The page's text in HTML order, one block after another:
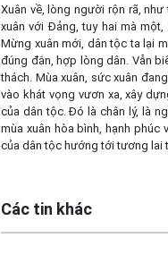
Xuân về, lòng người rộn rã,
xuân với Đảng, tuy hai mà
Mừng xuân mới, dân tộc ta lại
đúng đắn, hợp lòng dân. Vẫn
thách. Mùa xuân, sức xuân
vào khát vọng vươn xa, xây
của dân tộc. Đó là chân lý, là
mùa xuân hòa bình, hạnh phúc
của dân tộc hướng tới tương lai
Các tin khác